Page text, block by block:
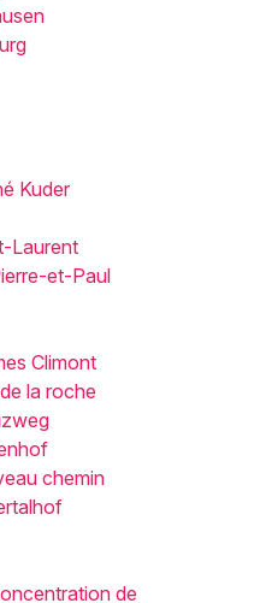
Kuder
Laurent
et-Paul
Climont
la roche
chemin
de